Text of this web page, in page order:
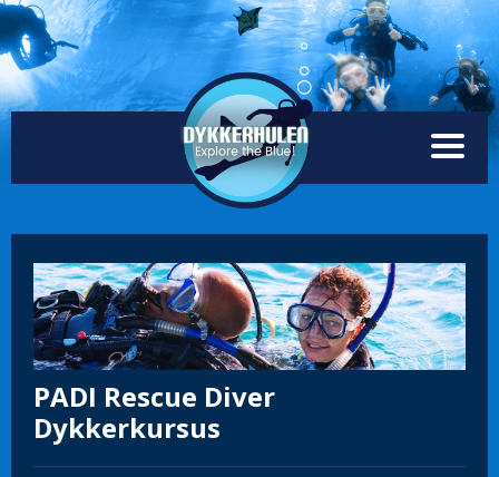
PADI Rescue Diver
Dykkerkursus